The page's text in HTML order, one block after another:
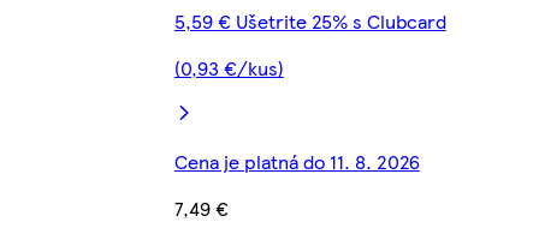
5,59 € Ušetrite 25% s Clubcard
(0,93 €/kus)
Cena je platná do 11. 8. 2026
7,49 €